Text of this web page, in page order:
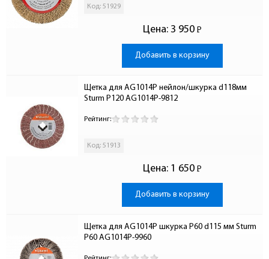
Код: 51929
Цена: 3 950 Р
-
Добавить в корзину
Щетка для AG1014P нейлон/шкурка d118мм
Sturm P120 AG1014P-9812
Рейтинг:
Код: 51913
Цена: 1 650 Р
-
Добавить в корзину
Щетка для AG1014P шкурка Р60 d115 мм Sturm
Р60 AG1014P-9960